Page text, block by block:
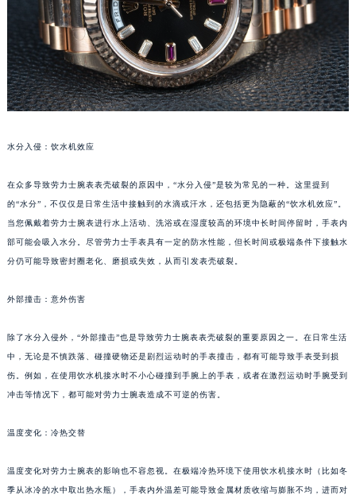
水分入侵：饮水机效应
在众多导致劳力士腕表表壳破裂的原因中，“水分入侵”是较为常见的一种。这里提到
的“水分”，不仅仅是日常生活中接触到的水滴或汗水，还包括更为隐蔽的“饮水机效应”。
当您佩戴着劳力士腕表进行水上活动、洗浴或在湿度较高的环境中长时间停留时，手表内
部可能会吸入水分。尽管劳力士手表具有一定的防水性能，但长时间或极端条件下接触水
分仍可能导致密封圈老化、磨损或失效，从而引发表壳破裂。
外部撞击：意外伤害
除了水分入侵外，“外部撞击”也是导致劳力士腕表表壳破裂的重要原因之一。在日常生活
中，无论是不慎跌落、碰撞硬物还是剧烈运动时的手表撞击，都有可能导致手表受到损
伤。例如，在使用饮水机接水时不小心碰撞到手腕上的手表，或者在激烈运动时手腕受到
冲击等情况下，都可能对劳力士腕表造成不可逆的伤害。
温度变化：冷热交替
温度变化对劳力士腕表的影响也不容忽视。在极端冷热环境下使用饮水机接水时（比如冬
季从冰冷的水中取出热水瓶），手表内外温差可能导致金属材质收缩与膨胀不均，进而对